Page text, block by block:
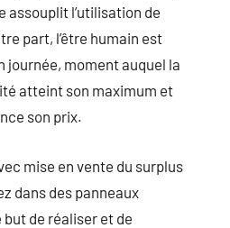
l’utilisation de
part, l’être humain est
moment auquel la
atteint son maximum et
son prix.
mise en vente du surplus
dans des panneaux
de réaliser et de